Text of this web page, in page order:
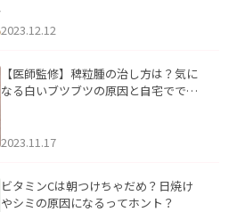
2023.12.12
【医師監修】稗粒腫の治し方は？気に
なる白いブツブツの原因と自宅ででき
2023.11.17
ビタミンCは朝つけちゃだめ？日焼け
やシミの原因になるってホント？